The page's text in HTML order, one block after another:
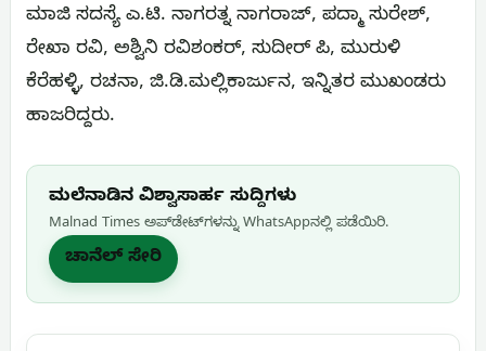
ಮಾಜಿ ಸದಸ್ಯೆ ಎ.ಟಿ. ನಾಗರತ್ನ ನಾಗರಾಜ್, ಪದ್ಮಾ ಸುರೇಶ್,
ರೇಖಾ ರವಿ, ಅಶ್ವಿನಿ ರವಿಶಂಕರ್, ಸುದೀರ್ ಪಿ, ಮುರುಳಿ
ಕೆರೆಹಳ್ಳಿ, ರಚನಾ, ಜಿ.ಡಿ.ಮಲ್ಲಿಕಾರ್ಜುನ, ಇನ್ನಿತರ ಮುಖಂಡರು
ಹಾಜರಿದ್ದರು.
ಮಲೆನಾಡಿನ ವಿಶ್ವಾಸಾರ್ಹ ಸುದ್ದಿಗಳು
Malnad Times ಅಪ್‌ಡೇಟ್‌ಗಳನ್ನು WhatsApp‌ನಲ್ಲಿ ಪಡೆಯಿರಿ.
ಚಾನೆಲ್ ಸೇರಿ